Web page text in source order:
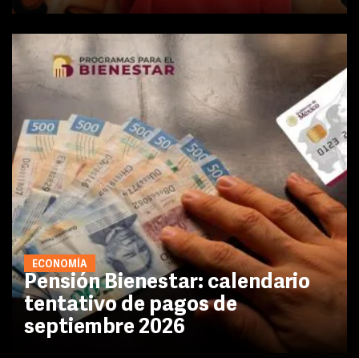
ECONOMÍA
Pensión Bienestar: calendario
tentativo de pagos de
septiembre 2026